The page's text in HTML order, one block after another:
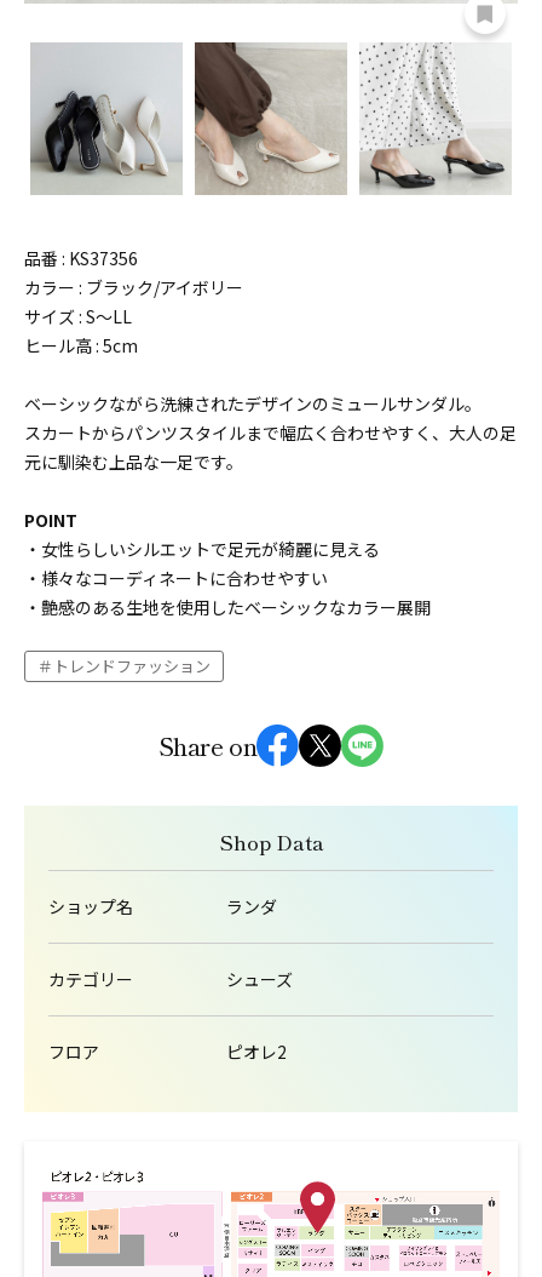
品番 : KS37356
カラー : ブラック/アイボリー
サイズ : S〜LL
ヒール高 : 5cm
ベーシックながら洗練されたデザインのミュールサンダル。
スカートからパンツスタイルまで幅広く合わせやすく、大人の足
元に馴染む上品な一足です。
POINT
・女性らしいシルエットで足元が綺麗に見える
・様々なコーディネートに合わせやすい
・艶感のある生地を使用したベーシックなカラー展開
トレンドファッション
Share on
Shop Data
ショップ名 ランダ
カテゴリー シューズ
フロア ピオレ2